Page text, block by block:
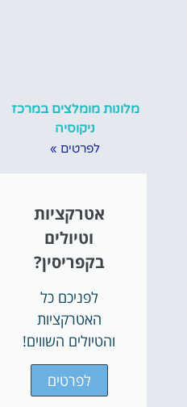
מלונות מומלצים במרכז
ניקוסיה
לפרטים »
אטרקציות
וטיולים
בקפריסין?
לפניכם כל
האטרקציות
והטיולים השווים!
לפרטים